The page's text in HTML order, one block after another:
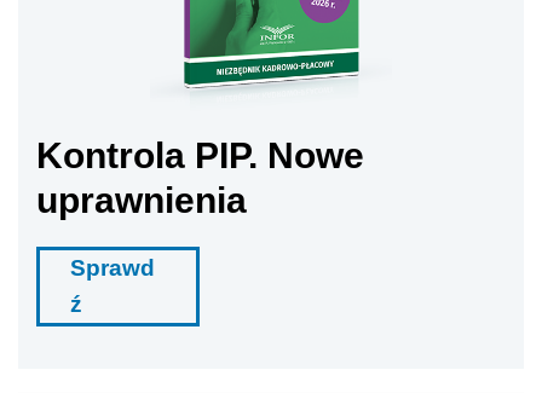
Kontrola PIP. Nowe
uprawnienia
Sprawd
ź